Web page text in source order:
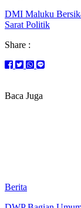
DMI Maluku
Sarat Politik
Share :
Baca Juga
Berita